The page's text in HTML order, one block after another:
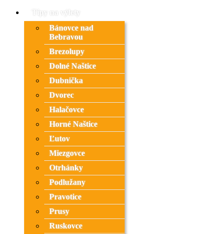
Tipy na výlety
Bánovce nad
Bebravou
Brezolupy
Dolné Naštice
Dubnička
Dvorec
Halačovce
Horné Naštice
Ľutov
Miezgovce
Otrhánky
Podlužany
Pravotice
Prusy
Ruskovce